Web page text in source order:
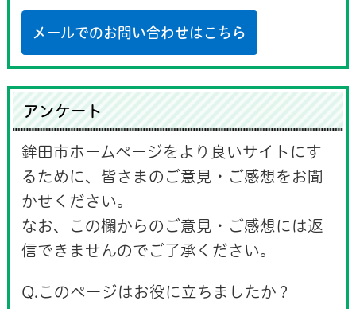
メールでのお問い合わせはこちら
アンケート
鉾田市ホームページをより良いサイトにす
るために、皆さまのご意見・ご感想をお聞
かせください。
なお、この欄からのご意見・ご感想には返
信できませんのでご了承ください。
Q.このページはお役に立ちましたか？